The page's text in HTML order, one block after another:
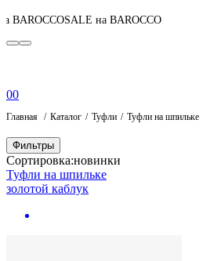
BAROCCOSALE на BAROCCO
00
Главная Каталог Туфли Туфли на шпильке
Фильтры
Сортировка:новинки
Туфли на шпильке
золотой каблук